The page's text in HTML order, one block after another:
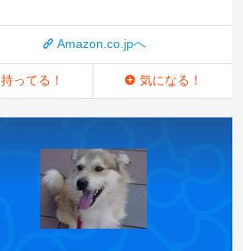
Amazon.co.jpへ
持ってる！ 気になる！